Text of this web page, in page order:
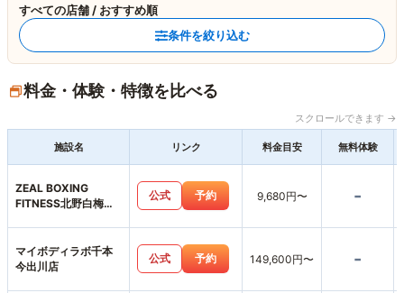
すべての店舗 / おすすめ順
条件を絞り込む
料金・体験・特徴を比べる
スクロールできます →
施設名 リンク 料金目安 無料体験
ZEAL BOXING
FITNESS北野白梅町
公式 予約 9,680円〜 -
マイボディラボ千本
今出川店
公式 予約 149,600円〜 -